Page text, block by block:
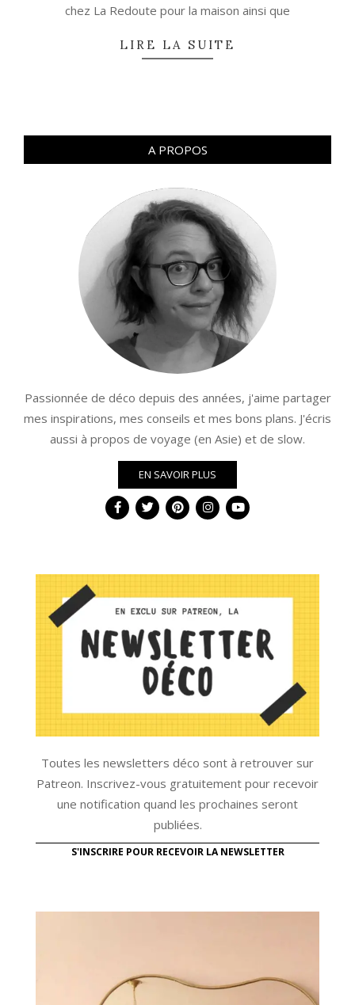
chez La Redoute pour la maison ainsi que
LIRE LA SUITE
A PROPOS
Passionnée de déco depuis des années, j'aime partager
mes inspirations, mes conseils et mes bons plans. J'écris
aussi à propos de voyage (en Asie) et de slow.
EN SAVOIR PLUS
Toutes les newsletters déco sont à retrouver sur
Patreon. Inscrivez-vous gratuitement pour recevoir
une notification quand les prochaines seront
publiées.
S'INSCRIRE POUR RECEVOIR LA NEWSLETTER